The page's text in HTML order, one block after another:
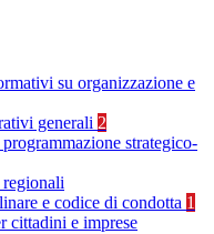
su organizzazione e
generali 2
strategico-
e codice di condotta 1
cittadini e imprese